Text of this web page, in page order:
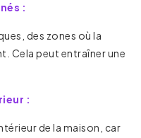
:
des zones où la
Cela peut entraîner une
:
de la maison, car